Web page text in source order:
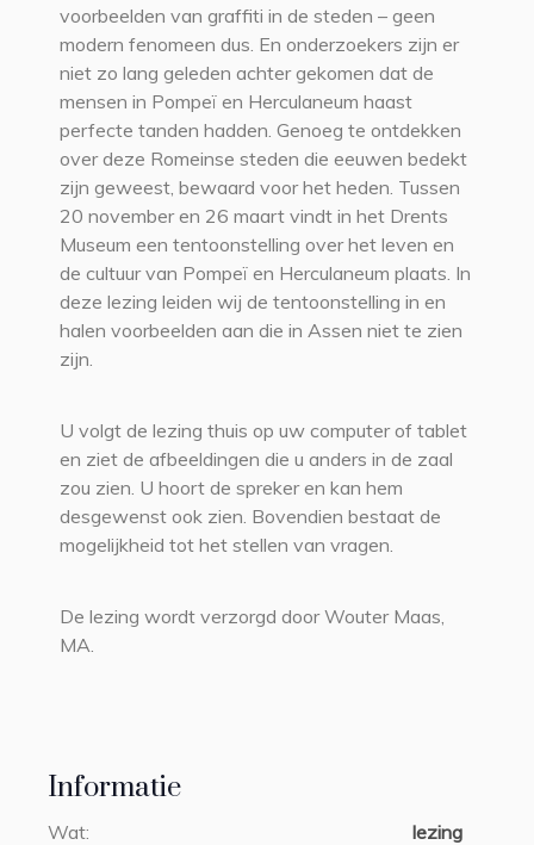
Informatie
Wat:
lezing
voorbeelden van graffiti in de steden – geen
modern fenomeen dus. En onderzoekers zijn er
niet zo lang geleden achter gekomen dat de
mensen in Pompeï en Herculaneum haast
perfecte tanden hadden. Genoeg te ontdekken
over deze Romeinse steden die eeuwen bedekt
zijn geweest, bewaard voor het heden. Tussen
20 november en 26 maart vindt in het Drents
Museum een tentoonstelling over het leven en
de cultuur van Pompeï en Herculaneum plaats. In
deze lezing leiden wij de tentoonstelling in en
halen voorbeelden aan die in Assen niet te zien
zijn.
U volgt de lezing thuis op uw computer of tablet
en ziet de afbeeldingen die u anders in de zaal
zou zien. U hoort de spreker en kan hem
desgewenst ook zien. Bovendien bestaat de
mogelijkheid tot het stellen van vragen.
De lezing wordt verzorgd door Wouter Maas,
MA.